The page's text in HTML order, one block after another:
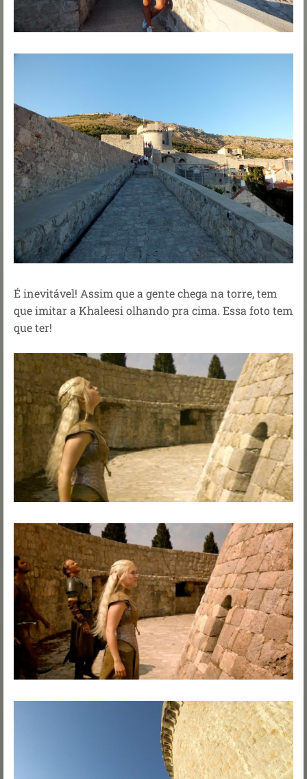
É inevitável! Assim que a gente chega na torre, tem
que imitar a Khaleesi olhando pra cima. Essa foto tem
que ter!